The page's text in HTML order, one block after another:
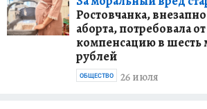
Ростовчанка,
аборта, потребовала
компенсацию в шесть
рублей
26 июля
ОБЩЕСТВО